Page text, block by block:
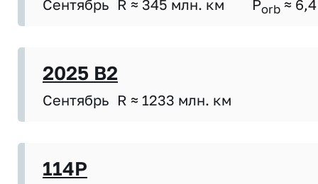
Сентябрь R ≈ 345 млн. км Porb ≈ 6,4
2025 B2
Сентябрь R ≈ 1233 млн. км
114P